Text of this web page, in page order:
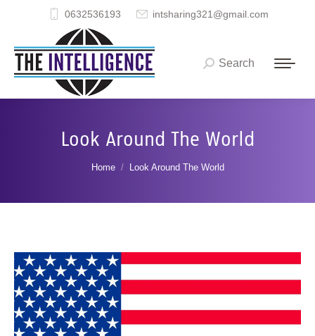
0632536193 intsharing321@gmail.com
Search:
Search
Look Around The World
You are here:
Home Look Around The World